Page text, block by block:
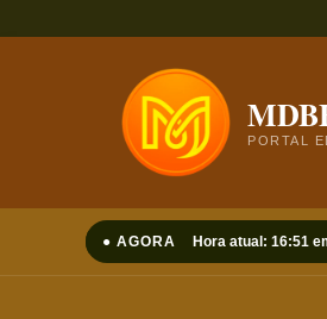
PORTAL
● AGORA Hora atual: 16:51